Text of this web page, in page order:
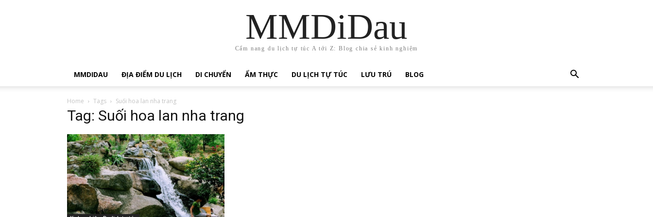
MMDiDau
Cẩm nang du lịch tự túc A tới Z: Blog chia sẻ kinh nghiệm
MMDIDAU ĐỊA ĐIỂM DU LỊCH DI CHUYỂN ẨM THỰC DU LỊCH TỰ TÚC LƯU TRÚ BLOG
Home Tags Suối hoa lan nha trang
Tag: Suối hoa lan nha trang